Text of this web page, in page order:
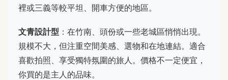
裡或三義等較平坦、開車方便的地區。
文青設計型 ：在竹南、頭份或一些老城區悄悄出現。
規模不大，但注重空間美感、選物和在地連結。適合
喜歡拍照、享受獨特氛圍的旅人。價格不一定便宜，
你買的是主人的品味。